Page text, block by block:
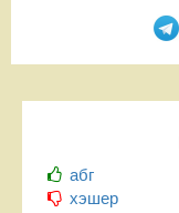
абг
хэшер